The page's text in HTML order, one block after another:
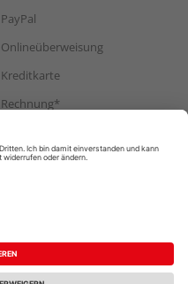
PayPal
Onlineüberweisung
Kreditkarte
Rechnung*
Versand
Widerruf
Datenschutz
Vertrag widerrufen